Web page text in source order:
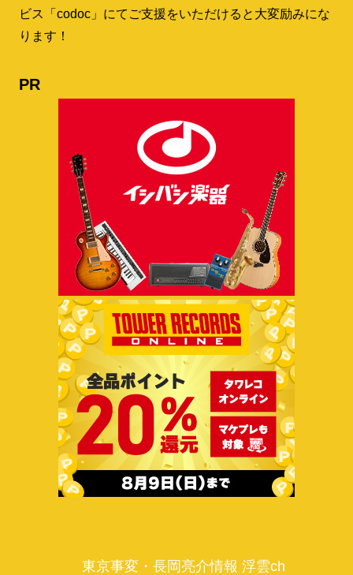
ビス「codoc」にてご支援をいただけると大変励みにな
ります！
PR
東京事変・長岡亮介情報 浮雲ch